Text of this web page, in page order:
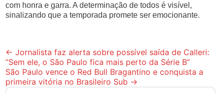
com honra e garra. A determinação de todos é visível,
sinalizando que a temporada promete ser emocionante.
Post
navigation
← Jornalista faz alerta sobre possível saída de Calleri:
“Sem ele, o São Paulo fica mais perto da Série B”
São Paulo vence o Red Bull Bragantino e conquista a
primeira vitória no Brasileiro Sub →